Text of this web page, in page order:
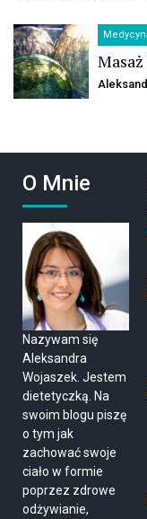
O Mnie
Nazywam się
Aleksandra
Wojaszek. Jestem
dietetyczką. Na
swoim blogu piszę
o tym jak
zachować swoje
ciało w formie
poprzez zdrowe
odżywianie,